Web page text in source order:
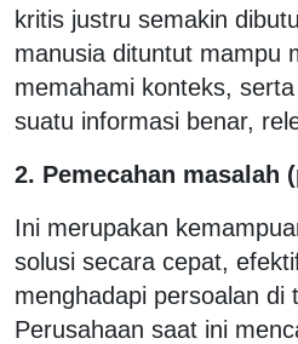
kritis justru semakin
manusia dituntut mampu
memahami konteks,
suatu informasi benar,
2. Pemecahan masalah
Ini merupakan
solusi secara cepat,
menghadapi persoalan di
Perusahaan saat ini